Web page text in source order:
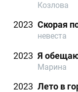
Козлова
2023 Скорая
невеста
2023 Я
Марина
2023 Лето в